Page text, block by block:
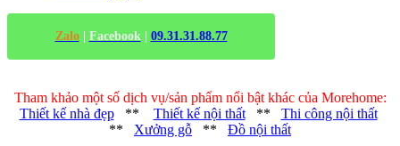
Zalo| Facebook| 09.31.31.88.77
Tham khảo một số dịch vụ/sản phẩm nổi bật khác của Morehome:
Thiết kế nhà đẹp** Thiết kế nội thất** Thi công nội thất
** Xưởng gỗ ** Đồ nội thất